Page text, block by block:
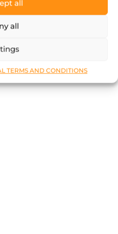
all
all
TERMS AND CONDITIONS